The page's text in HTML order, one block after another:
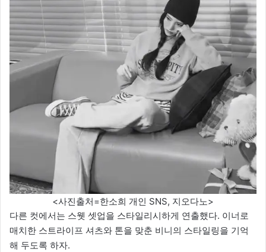
<사진출처=한소희 개인 SNS, 지오다노>
다른 컷에서는 스웻 셋업을 스타일리시하게 연출했다. 이너로
매치한 스트라이프 셔츠와 톤을 맞춘 비니의 스타일링을 기억
해 두도록 하자.